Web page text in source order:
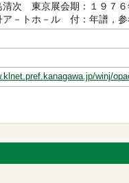
清次 東京展会期：１９７
ア－トホ－ル 付：年譜，参
winj/